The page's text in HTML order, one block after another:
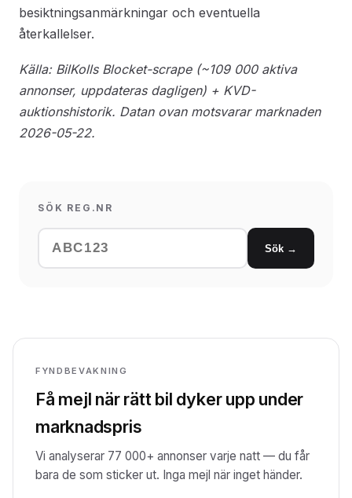
besiktningsanmärkningar och eventuella
återkallelser.
Källa: BilKolls Blocket-scrape (~109 000 aktiva
annonser, uppdateras dagligen) + KVD-
auktionshistorik. Datan ovan motsvarar marknaden
2026-05-22.
SÖK REG.NR
Sök →
FYNDBEVAKNING
Få mejl när rätt bil dyker upp under
marknadspris
Vi analyserar 77 000+ annonser varje natt — du får
bara de som sticker ut. Inga mejl när inget händer.